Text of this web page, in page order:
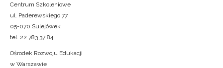
Centrum Szkoleniowe
ul. Paderewskiego 77
05-070 Sulejówek
tel. 22 783 37 84
Ośrodek Rozwoju Edukacji
w Warszawie